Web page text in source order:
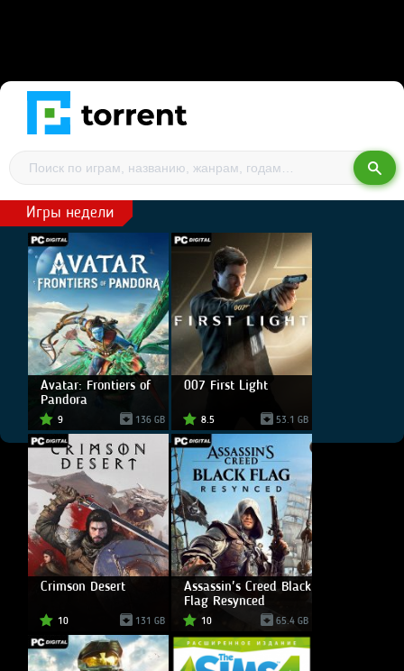
Игры недели
Avatar: Frontiers of
Pandora
9 136 GB
007 First Light
8.5 53.1 GB
Crimson Desert
10 131 GB
Assassin's Creed Black
Flag Resynced
10 65.4 GB